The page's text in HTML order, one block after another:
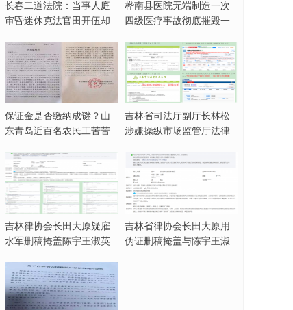
长春二道法院：当事人庭
审昏迷休克法官田开伍却
桦南县医院无端制造一次
四级医疗事故彻底摧毁一
保证金是否缴纳成谜？山
东青岛近百名农民工苦苦
吉林省司法厅副厅长林松
涉嫌操纵市场监管厅法律
吉林律协会长田大原疑雇
水军删稿掩盖陈宇王淑英
吉林省律协会长田大原用
伪证删稿掩盖与陈宇王淑